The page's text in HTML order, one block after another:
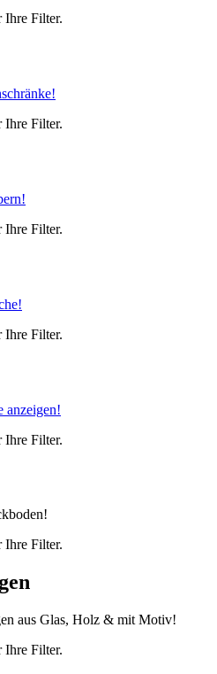
Ihre Filter.
Ihre Filter.
Ihre Filter.
Ihre Filter.
anzeigen!
Ihre Filter.
Ihre Filter.
aus Glas, Holz & mit Motiv!
Ihre Filter.